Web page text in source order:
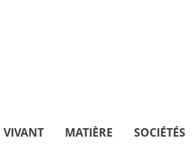
VIVANT MATIÈRE SOCIÉTÉS